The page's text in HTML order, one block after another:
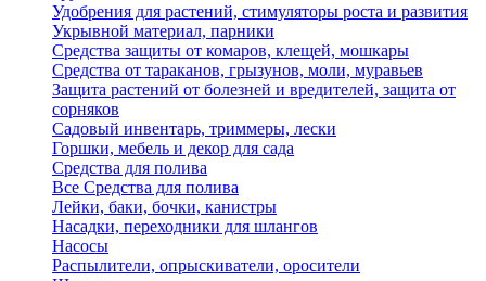
Удобрения для растений, стимуляторы роста и развития
Укрывной материал, парники
Средства защиты от комаров, клещей, мошкары
Средства от тараканов, грызунов, моли, муравьев
Защита растений от болезней и вредителей, защита от
сорняков
Садовый инвентарь, триммеры, лески
Горшки, мебель и декор для сада
Средства для полива
Все Средства для полива
Лейки, баки, бочки, канистры
Насадки, переходники для шлангов
Насосы
Распылители, опрыскиватели, оросители